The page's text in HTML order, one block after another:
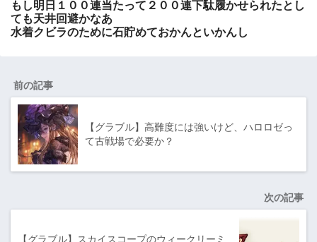
もし明日１００連当たって２００連下駄履かせられたとし
ても天井回避かなあ
水着クビラのために石貯めておかんといかんし
前の記事
【グラブル】高難度には強いけど、ハロロゼっ
て古戦場で必要か？
次の記事
【グラブル】スカイスコープのウィークリーミ